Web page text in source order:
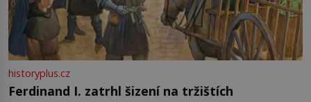
historyplus.cz
Ferdinand I. zatrhl šizení na tržištích